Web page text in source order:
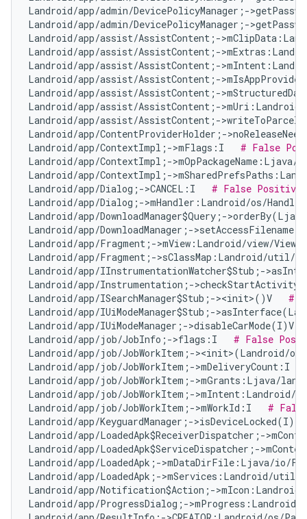
Landroid/app/admin/DevicePolicyManager;-
Landroid/app/admin/DevicePolicyManager;-
Landroid/app/assist/AssistContent;-
Landroid/app/assist/AssistContent;-
Landroid/app/assist/AssistContent;-
Landroid/app/assist/AssistContent;-
Landroid/app/assist/AssistContent;-
Landroid/app/assist/AssistContent;-
Landroid/app/assist/AssistContent;-
Landroid/app/ContentProviderHolder;-
Landroid/app/ContextImpl;->mFlags:I # False
Landroid/app/ContextImpl;-
Landroid/app/ContextImpl;-
Landroid/app/Dialog;->CANCEL:I # False Positive
Landroid/app/Dialog;->mHandler:Landroid/os/
Landroid/app/DownloadManager$Query;-
Landroid/app/DownloadManager;-
Landroid/app/Fragment;->mView:Landroid/view/
Landroid/app/Fragment;->sClassMap:Landroid/
Landroid/app/IInstrumentationWatcher$Stub;-
Landroid/app/Instrumentation;-
Landroid/app/ISearchManager$Stub;-><init>()V #
Landroid/app/IUiModeManager$Stub;-
Landroid/app/IUiModeManager;-
Landroid/app/job/JobInfo;->flags:I # False
Landroid/app/job/JobWorkItem;-
Landroid/app/job/JobWorkItem;->mDeliveryCount:I
Landroid/app/job/JobWorkItem;->mGrants:Ljava/
Landroid/app/job/JobWorkItem;-
Landroid/app/job/JobWorkItem;->mWorkId:I #
Landroid/app/KeyguardManager;-
Landroid/app/LoadedApk$ReceiverDispatcher;-
Landroid/app/LoadedApk$ServiceDispatcher;-
Landroid/app/LoadedApk;->mDataDirFile:Ljava/
Landroid/app/LoadedApk;->mServices:Landroid/
Landroid/app/Notification$Action;-
Landroid/app/ProgressDialog;-